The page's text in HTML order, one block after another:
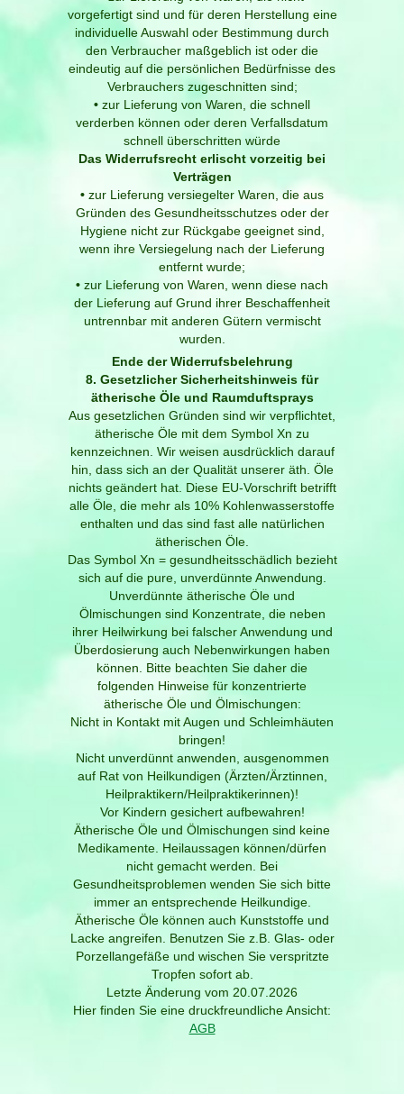
vorgefertigt sind und für deren Herstellung eine
individuelle Auswahl oder Bestimmung durch
den Verbraucher maßgeblich ist oder die
eindeutig auf die persönlichen Bedürfnisse des
Verbrauchers zugeschnitten sind;
• zur Lieferung von Waren, die schnell
verderben können oder deren Verfallsdatum
schnell überschritten würde
Das Widerrufsrecht erlischt vorzeitig bei
Verträgen
• zur Lieferung versiegelter Waren, die aus
Gründen des Gesundheitsschutzes oder der
Hygiene nicht zur Rückgabe geeignet sind,
wenn ihre Versiegelung nach der Lieferung
entfernt wurde;
• zur Lieferung von Waren, wenn diese nach
der Lieferung auf Grund ihrer Beschaffenheit
untrennbar mit anderen Gütern vermischt
wurden.
Ende der Widerrufsbelehrung
8. Gesetzlicher Sicherheitshinweis für
ätherische Öle und Raumduftsprays
Aus gesetzlichen Gründen sind wir verpflichtet,
ätherische Öle mit dem Symbol Xn zu
kennzeichnen. Wir weisen ausdrücklich darauf
hin, dass sich an der Qualität unserer äth. Öle
nichts geändert hat. Diese EU-Vorschrift betrifft
alle Öle, die mehr als 10% Kohlenwasserstoffe
enthalten und das sind fast alle natürlichen
ätherischen Öle.
Das Symbol Xn = gesundheitsschädlich bezieht
sich auf die pure, unverdünnte Anwendung.
Unverdünnte ätherische Öle und
Ölmischungen sind Konzentrate, die neben
ihrer Heilwirkung bei falscher Anwendung und
Überdosierung auch Nebenwirkungen haben
können. Bitte beachten Sie daher die
folgenden Hinweise für konzentrierte
ätherische Öle und Ölmischungen:
Nicht in Kontakt mit Augen und Schleimhäuten
bringen!
Nicht unverdünnt anwenden, ausgenommen
auf Rat von Heilkundigen (Ärzten/Ärztinnen,
Heilpraktikern/Heilpraktikerinnen)!
Vor Kindern gesichert aufbewahren!
Ätherische Öle und Ölmischungen sind keine
Medikamente. Heilaussagen können/dürfen
nicht gemacht werden. Bei
Gesundheitsproblemen wenden Sie sich bitte
immer an entsprechende Heilkundige.
Ätherische Öle können auch Kunststoffe und
Lacke angreifen. Benutzen Sie z.B. Glas- oder
Porzellangefäße und wischen Sie verspritzte
Tropfen sofort ab.
Letzte Änderung vom 20.07.2026
Hier finden Sie eine druckfreundliche Ansicht:
AGB